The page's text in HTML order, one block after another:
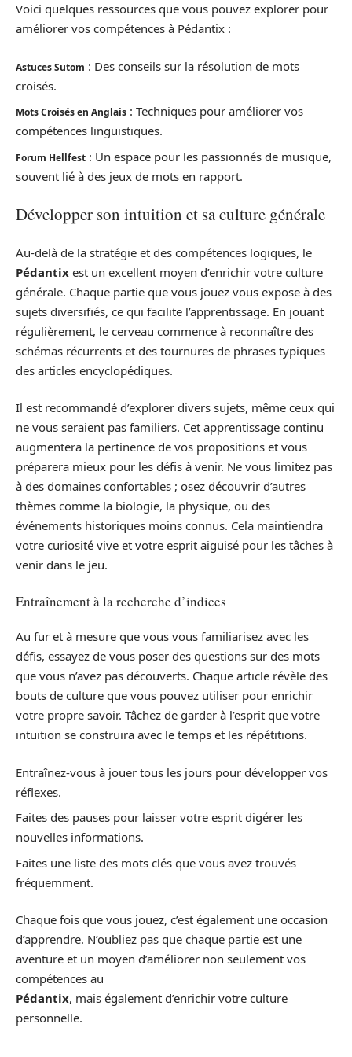
Voici quelques ressources que vous pouvez explorer pour
améliorer vos compétences à Pédantix :
Astuces Sutom : Des conseils sur la résolution de mots
croisés.
Mots Croisés en Anglais : Techniques pour améliorer vos
compétences linguistiques.
Forum Hellfest : Un espace pour les passionnés de musique,
souvent lié à des jeux de mots en rapport.
Développer son intuition et sa culture générale
Au-delà de la stratégie et des compétences logiques, le
Pédantix est un excellent moyen d’enrichir votre culture
générale. Chaque partie que vous jouez vous expose à des
sujets diversifiés, ce qui facilite l’apprentissage. En jouant
régulièrement, le cerveau commence à reconnaître des
schémas récurrents et des tournures de phrases typiques
des articles encyclopédiques.
Il est recommandé d’explorer divers sujets, même ceux qui
ne vous seraient pas familiers. Cet apprentissage continu
augmentera la pertinence de vos propositions et vous
préparera mieux pour les défis à venir. Ne vous limitez pas
à des domaines confortables ; osez découvrir d’autres
thèmes comme la biologie, la physique, ou des
événements historiques moins connus. Cela maintiendra
votre curiosité vive et votre esprit aiguisé pour les tâches à
venir dans le jeu.
Entraînement à la recherche d’indices
Au fur et à mesure que vous vous familiarisez avec les
défis, essayez de vous poser des questions sur des mots
que vous n’avez pas découverts. Chaque article révèle des
bouts de culture que vous pouvez utiliser pour enrichir
votre propre savoir. Tâchez de garder à l’esprit que votre
intuition se construira avec le temps et les répétitions.
Entraînez-vous à jouer tous les jours pour développer vos
réflexes.
Faites des pauses pour laisser votre esprit digérer les
nouvelles informations.
Faites une liste des mots clés que vous avez trouvés
fréquemment.
Chaque fois que vous jouez, c’est également une occasion
d’apprendre. N’oubliez pas que chaque partie est une
aventure et un moyen d’améliorer non seulement vos
compétences au
Pédantix, mais également d’enrichir votre culture
personnelle.